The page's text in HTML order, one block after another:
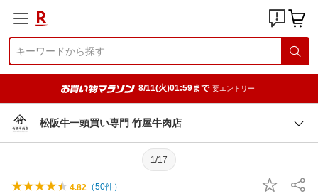
8/11(火)01:59まで 要エントリー
松阪牛一頭買い専門 竹屋牛肉店
1/17
4.82 （50件）